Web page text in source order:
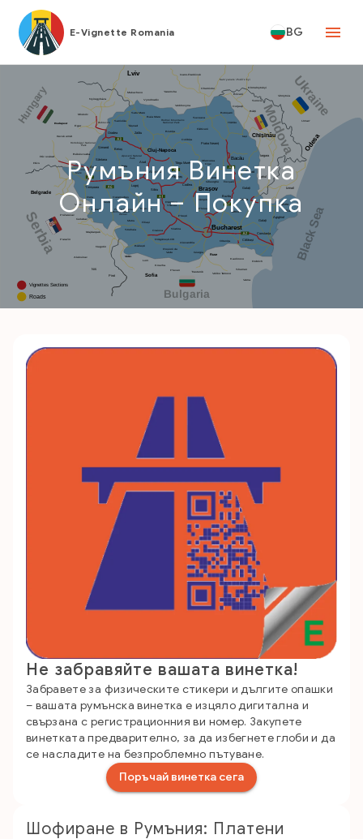
E-Vignette Romania BG
Румъния Винетка
Онлайн – Покупка
Не забравяйте вашата винетка!
Забравете за физическите стикери и дългите опашки
– вашата румънска винетка е изцяло дигитална и
свързана с регистрационния ви номер. Закупете
винетката предварително, за да избегнете глоби и да
се насладите на безпроблемно пътуване.
Поръчай винетка сега
Шофиране в Румъния: Платени